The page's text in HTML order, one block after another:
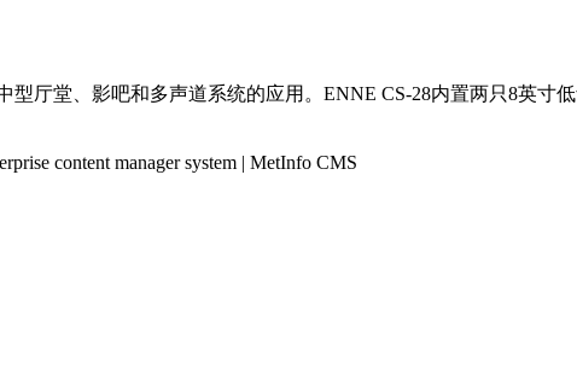
厅堂、影吧和多声道系统的应用。ENNE CS-28内置两只8英寸